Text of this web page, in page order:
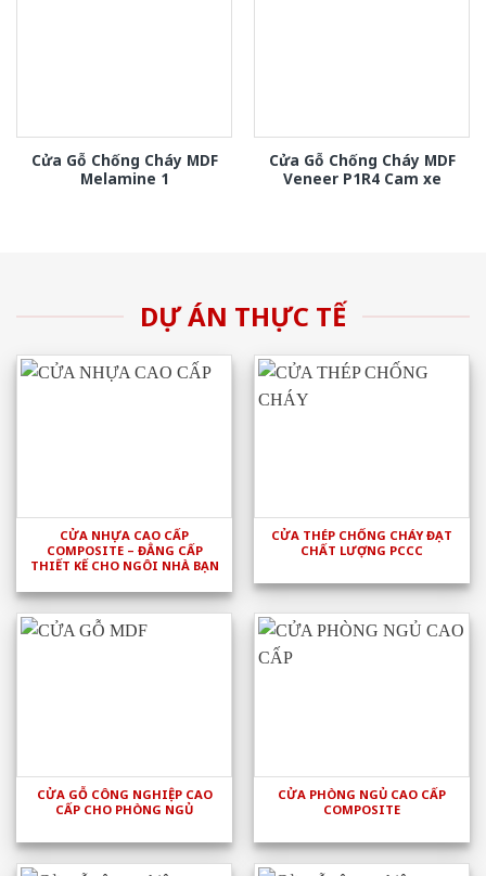
Cửa Gỗ Chống Cháy MDF
Melamine 1
Cửa Gỗ Chống Cháy MDF
Veneer P1R4 Cam xe
DỰ ÁN THỰC TẾ
CỬA NHỰA CAO CẤP
COMPOSITE – ĐẲNG CẤP
THIẾT KẾ CHO NGÔI NHÀ BẠN
CỬA THÉP CHỐNG CHÁY ĐẠT
CHẤT LƯỢNG PCCC
CỬA GỖ CÔNG NGHIỆP CAO
CẤP CHO PHÒNG NGỦ
CỬA PHÒNG NGỦ CAO CẤP
COMPOSITE